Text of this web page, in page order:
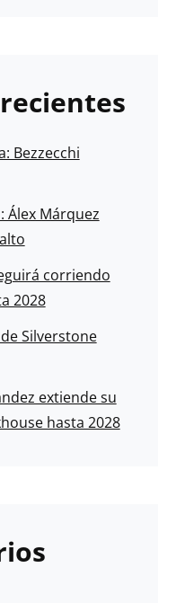
Bezzecchi
Álex Márquez
corriendo
2028
Silverstone
extiende su
hasta 2028